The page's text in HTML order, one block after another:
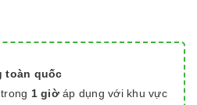
toàn quốc
1 giờáp dụng với khu vực